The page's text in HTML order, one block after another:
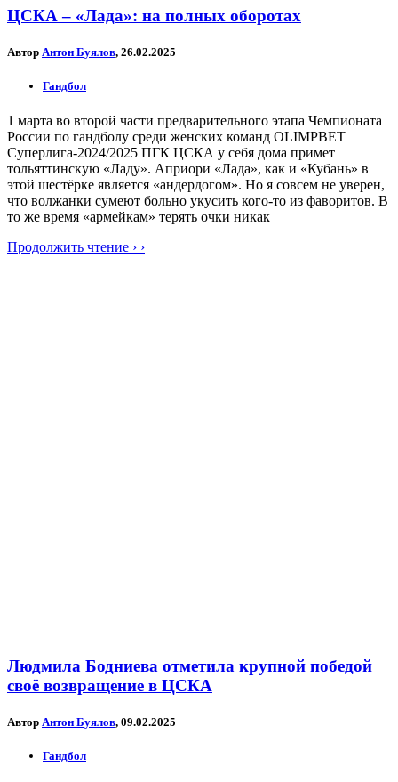
ЦСКА – «Лада»: на полных оборотах
Автор Антон Буялов, 26.02.2025
Гандбол
1 марта во второй части предварительного этапа Чемпионата
России по гандболу среди женских команд OLIMPBET
Суперлига-2024/2025 ПГК ЦСКА у себя дома примет
тольяттинскую «Ладу». Априори «Лада», как и «Кубань» в
этой шестёрке является «андердогом». Но я совсем не уверен,
что волжанки сумеют больно укусить кого-то из фаворитов. В
то же время «армейкам» терять очки никак
Продолжить чтение › ›
Людмила Бодниева отметила крупной победой
своё возвращение в ЦСКА
Автор Антон Буялов, 09.02.2025
Гандбол